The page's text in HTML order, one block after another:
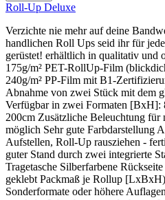
Roll-Up Deluxe
Verzichte nie mehr auf deine
handlichen Roll Ups seid ihr für
gerüstet! erhältlich in qualitativ und
175g/m² PET-RollUp-Film
240g/m² PP-Film mit B1-
Abnahme von zwei Stück mit dem
Verfügbar in zwei Formaten [BxH]:
200cm Zusätzliche Beleuchtung für
möglich Sehr gute Farbdarstellung
Aufstellen, Roll-Up rausziehen -
guter Stand durch zwei integrierte
Tragetasche Silberfarbene
geklebt Packmaß je Rollup
Sonderformate oder höhere